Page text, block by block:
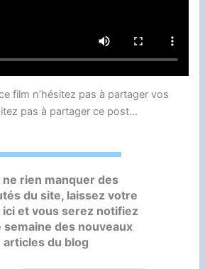
film n’hésitez pas à partager vos
pas à partager ce post…
ne rien manquer des
du site, laissez votre
et vous serez notifiez
semaine des nouveaux
articles du blog